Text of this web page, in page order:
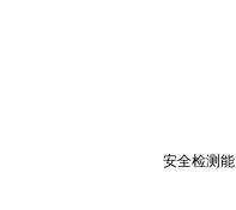
安全检测